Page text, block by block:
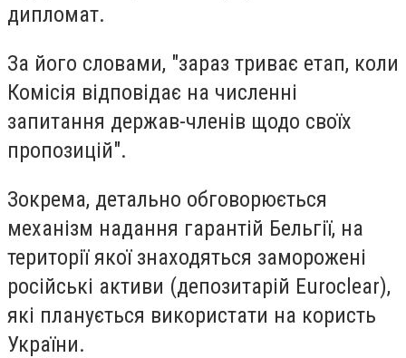
дипломат.
За його словами, "зараз триває етап, коли
Комісія відповідає на численні
запитання держав-членів щодо своїх
пропозицій".
Зокрема, детально обговорюється
механізм надання гарантій Бельгії, на
території якої знаходяться заморожені
російські активи (депозитарій Euroclear),
які планується використати на користь
України.